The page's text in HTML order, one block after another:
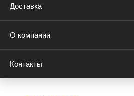
Доставка
О компании
Контакты